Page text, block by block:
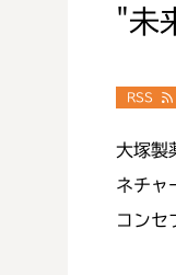
"未
RSS
大塚製
ネチャ
コンセ